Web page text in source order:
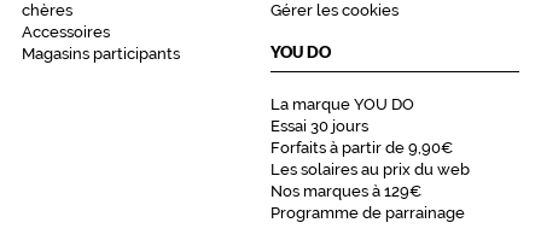
chères
Accessoires
Magasins participants
Gérer les cookies
YOU DO
La marque YOU DO
Essai 30 jours
Forfaits à partir de 9,90€
Les solaires au prix du web
Nos marques à 129€
Programme de parrainage